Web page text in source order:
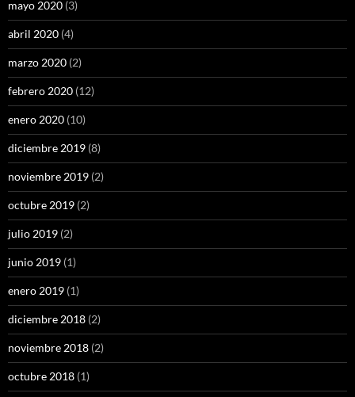
mayo 2020 (3)
abril 2020 (4)
marzo 2020 (2)
febrero 2020 (12)
enero 2020 (10)
diciembre 2019 (8)
noviembre 2019 (2)
octubre 2019 (2)
julio 2019 (2)
junio 2019 (1)
enero 2019 (1)
diciembre 2018 (2)
noviembre 2018 (2)
octubre 2018 (1)